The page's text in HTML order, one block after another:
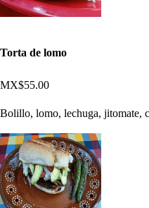
Torta de lomo
MX$55.00
Bolillo, lomo, lechuga, jitomate,